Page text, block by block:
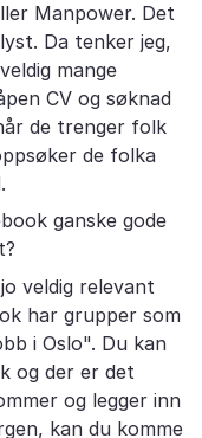
Manpower. Det
Da tenker jeg,
mange
CV og søknad
de trenger folk
de folka
ganske gode
veldig relevant
har grupper som
i Oslo". Du kan
og der er det
og legger inn
kan du komme